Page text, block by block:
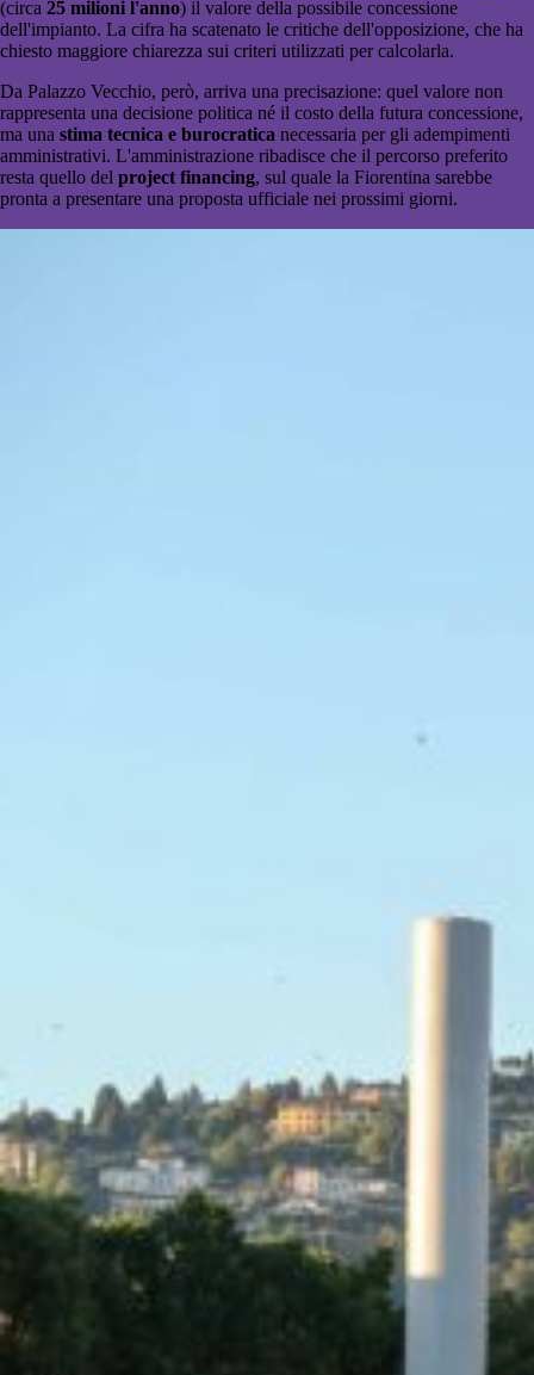
(circa 25 milioni l'anno) il valore della possibile concessione
dell'impianto. La cifra ha scatenato le critiche dell'opposizione, che ha
chiesto maggiore chiarezza sui criteri utilizzati per calcolarla.
Da Palazzo Vecchio, però, arriva una precisazione: quel valore non
rappresenta una decisione politica né il costo della futura concessione,
ma una stima tecnica e burocratica necessaria per gli adempimenti
amministrativi. L'amministrazione ribadisce che il percorso preferito
resta quello del project financing, sul quale la Fiorentina sarebbe
pronta a presentare una proposta ufficiale nei prossimi giorni.